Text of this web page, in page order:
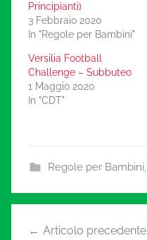
Principianti)
3 Febbraio 2020
In "Regole per Bambini"
Versilia Football
Challenge – Subbuteo
1 Maggio 2020
In "CDT"
Regole per Bambini,
Articolo precedente